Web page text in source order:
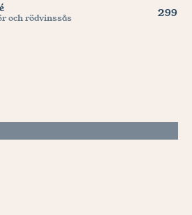
och rödvinssås 299